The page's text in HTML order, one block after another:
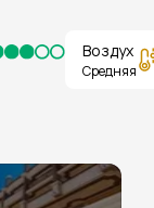
Воздух
Средняя